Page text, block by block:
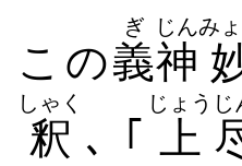
この義
ぎ
神
じんみ
釈
しゃく
､ ｢ 上
じょう じ